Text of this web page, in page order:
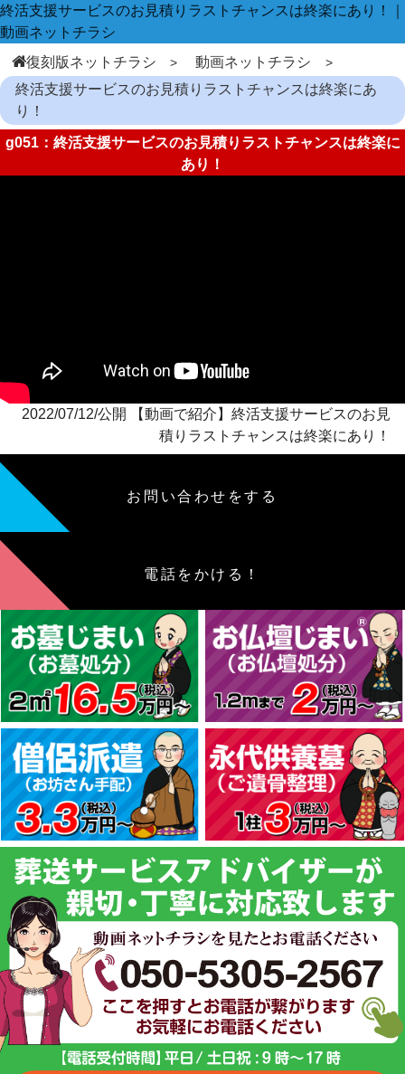
終活支援サービスのお見積りラストチャンスは終楽にあり！｜
動画ネットチラシ
復刻版ネットチラシ
動画ネットチラシ
終活支援サービスのお見積りラストチャンスは終楽にあ
り！
g051：終活支援サービスのお見積りラストチャンスは終楽に
あり！
2022/07/12/公開 【動画で紹介】終活支援サービスのお見
積りラストチャンスは終楽にあり！
お問い合わせをする
電話をかける！